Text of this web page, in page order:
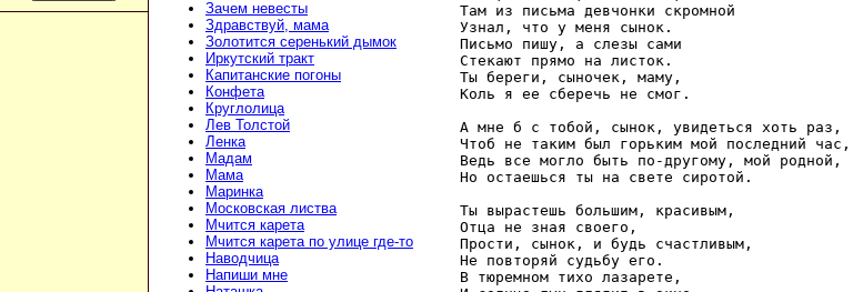
Зачем невесты
Здравствуй, мама
Золотится серенький дымок
Иркутский тракт
Капитанские погоны
Конфета
Круглолица
Лев Толстой
Ленка
Мадам
Мама
Маринка
Московская листва
Мчится карета
Мчится карета по улице где-то
Наводчица
Напиши мне
   Там из письма девчонки скромной
   Узнал, что у меня сынок.
   Письмо пишу, а слезы сами
   Стекают прямо на листок.
   Ты береги, сыночек, маму,
   Коль я ее сберечь не смог.
   А мне б с тобой, сынок, увидеться хоть раз,
   Чтоб не таким был горьким мой последний час,
   Ведь все могло быть по-другому, мой родной,
   Но остаешься ты на свете сиротой.
   Ты вырастешь большим, красивым,
   Отца не зная своего,
   Прости, сынок, и будь счастливым,
   Не повторяй судьбу его.
   В тюремном тихо лазарете,